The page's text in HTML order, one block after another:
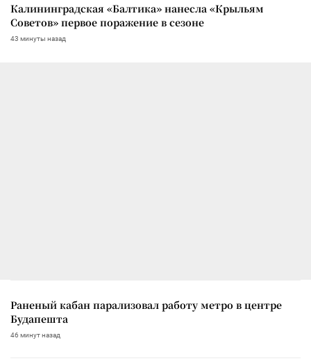
Калининградская «Балтика» нанесла «Крыльям
Советов» первое поражение в сезоне
43 минуты назад
Раненый кабан парализовал работу метро в центре
Будапешта
46 минут назад